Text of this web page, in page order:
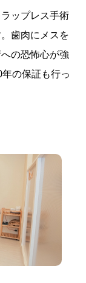
ップレス手術
歯肉にメスを
の恐怖心が強
の保証も行っ